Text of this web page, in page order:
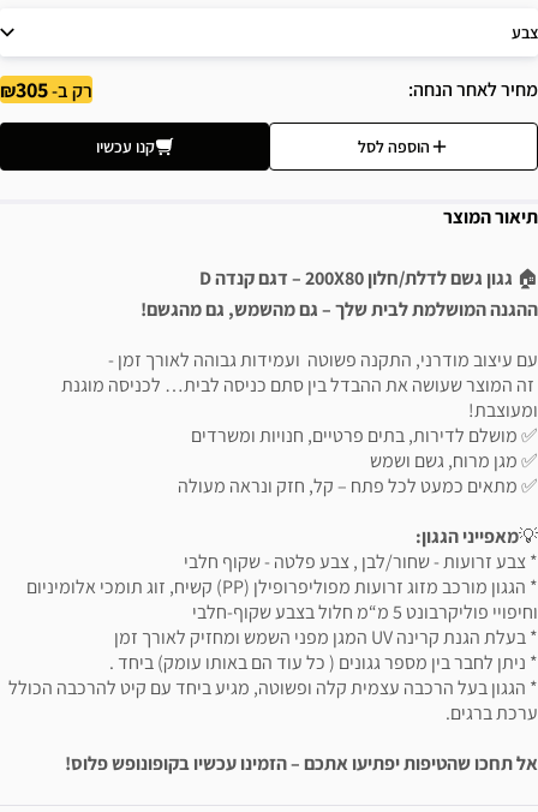
צבע
מחיר לאחר הנחה רק ב-305
הוספה לסל קנו עכשיו
תיאור המוצר
🏠 גגון גשם לדלת/חלון 200X80 – דגם קנדה D
ההגנה המושלמת לבית שלך – גם מהשמש, גם מהגשם!
עם עיצוב מודרני, התקנה פשוטה ועמידות גבוהה לאורך זמן -
זה המוצר שעושה את ההבדל בין סתם כניסה לבית… לכניסה מוגנת
ומעוצבת!
✅ מושלם לדירות, בתים פרטיים, חנויות ומשרדים
✅ מגן מרוח, גשם ושמש
✅ מתאים כמעט לכל פתח – קל, חזק ונראה מעולה
💡מאפייני הגגון:
* צבע זרועות - שחור/לבן , צבע פלטה - שקוף חלבי
* הגגון מורכב מזוג זרועות מפוליפרופילן (PP) קשיח, זוג תומכי אלומיניום
וחיפויי פוליקרבונט 5 מ“מ חלול בצבע שקוף-חלבי
* בעלת הגנת קרינה UV המגן מפני השמש ומחזיק לאורך זמן
* ניתן לחבר בין מספר גגונים ( כל עוד הם באותו עומק) ביחד .
* הגגון בעל הרכבה עצמית קלה ופשוטה, מגיע ביחד עם קיט להרכבה הכולל
ערכת ברגים.
אל תחכו שהטיפות יפתיעו אתכם – הזמינו עכשיו בקופונופש פלוס!